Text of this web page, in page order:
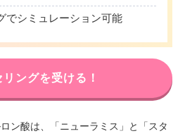
でシミュレーション可能
ングを受ける！
ン酸は、「ニューラミス」と「スタ